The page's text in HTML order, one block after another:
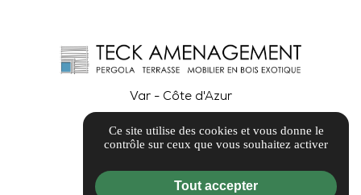
Var - Côte d'Azur
Ce site utilise des cookies et vous donne le
contrôle sur ceux que vous souhaitez activer
Tout accepter